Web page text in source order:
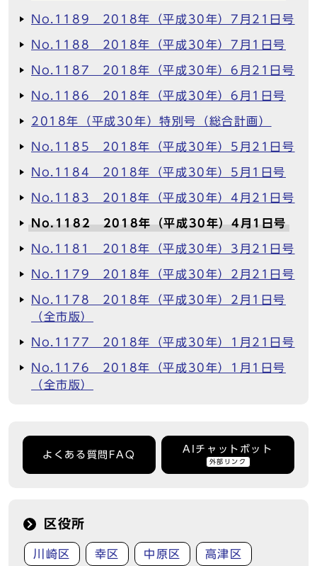
No.1189 2018年（平成30年）7月21日号
No.1188 2018年（平成30年）7月1日号
No.1187 2018年（平成30年）6月21日号
No.1186 2018年（平成30年）6月1日号
2018年（平成30年）特別号（総合計画）
No.1185 2018年（平成30年）5月21日号
No.1184 2018年（平成30年）5月1日号
No.1183 2018年（平成30年）4月21日号
No.1182 2018年（平成30年）4月1日号
No.1181 2018年（平成30年）3月21日号
No.1179 2018年（平成30年）2月21日号
No.1178 2018年（平成30年）2月1日号
（全市版）
No.1177 2018年（平成30年）1月21日号
No.1176 2018年（平成30年）1月1日号
（全市版）
よくある質問FAQ
AIチャットボット
外部リンク
区役所
川崎区 幸区 中原区 高津区